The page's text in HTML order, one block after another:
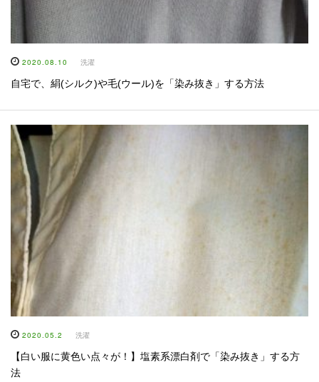
2020.08.10 洗濯
自宅で、絹(シルク)や毛(ウール)を「染み抜き」する方法
2020.05.2 洗濯
【白い服に黄色い点々が！】塩素系漂白剤で「染み抜き」する方
法